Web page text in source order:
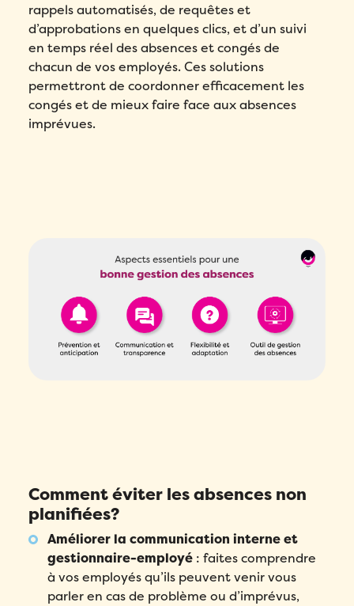
rappels automatisés, de requêtes et
d’approbations en quelques clics, et d’un suivi
en temps réel des absences et congés de
chacun de vos employés. Ces solutions
permettront de coordonner efficacement les
congés et de mieux faire face aux absences
imprévues.
Comment éviter les absences non
planifiées?
Améliorer la communication interne et
gestionnaire-employé : faites comprendre
à vos employés qu’ils peuvent venir vous
parler en cas de problème ou d’imprévus,